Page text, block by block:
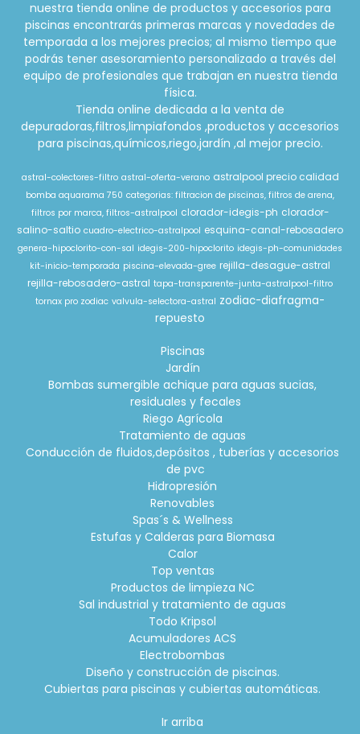
nuestra tienda online de productos y accesorios para
piscinas encontrarás primeras marcas y novedades de
temporada a los mejores precios; al mismo tiempo que
podrás tener asesoramiento personalizado a través del
equipo de profesionales que trabajan en nuestra tienda
física.
Tienda online dedicada a la venta de
depuradoras,filtros,limpiafondos ,productos y accesorios
para piscinas,químicos,riego,jardín ,al mejor precio.
astral-colectores-filtro astral-oferta-verano astralpool precio calidad
bomba aquarama 750 categorias: filtracion de piscinas, filtros de arena,
filtros por marca, filtros-astralpool clorador-idegis-ph clorador-
salino-saltio cuadro-electrico-astralpool esquina-canal-rebosadero
genera-hipoclorito-con-sal idegis-200-hipoclorito idegis-ph-comunidades
kit-inicio-temporada piscina-elevada-gree rejilla-desague-astral
rejilla-rebosadero-astral tapa-transparente-junta-astralpool-filtro
tornax pro zodiac valvula-selectora-astral zodiac-diafragma-
repuesto
Piscinas
Jardín
Bombas sumergible achique para aguas sucias,
residuales y fecales
Riego Agrícola
Tratamiento de aguas
Conducción de fluidos,depósitos , tuberías y accesorios
de pvc
Hidropresión
Renovables
Spas´s & Wellness
Estufas y Calderas para Biomasa
Calor
Top ventas
Productos de limpieza NC
Sal industrial y tratamiento de aguas
Todo Kripsol
Acumuladores ACS
Electrobombas
Diseño y construcción de piscinas.
Cubiertas para piscinas y cubiertas automáticas.
Ir arriba